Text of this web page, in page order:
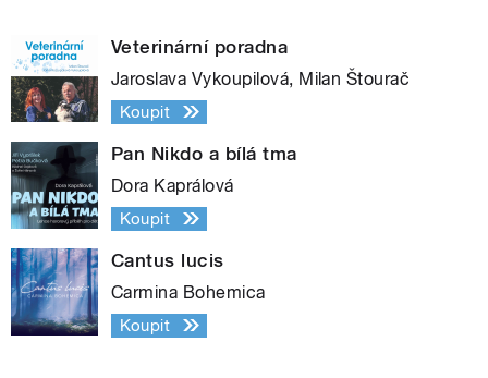
Veterinární poradna
Jaroslava Vykoupilová, Milan Štourač
Koupit
Pan Nikdo a bílá tma
Dora Kaprálová
Koupit
Cantus lucis
Carmina Bohemica
Koupit